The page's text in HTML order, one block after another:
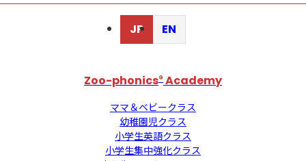
JP EN
Zoo-phonics® Academy
ママ＆ベビークラス
幼稚園児クラス
小学生英語クラス
小学生集中強化クラス